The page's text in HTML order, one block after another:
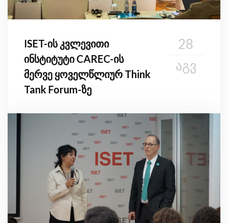
ISET-ის კვლევითი
ინსტიტუტი CAREC-ის
მერვე ყოველწლიურ Think
Tank Forum-ზე
28
ᲐᲒᲕ